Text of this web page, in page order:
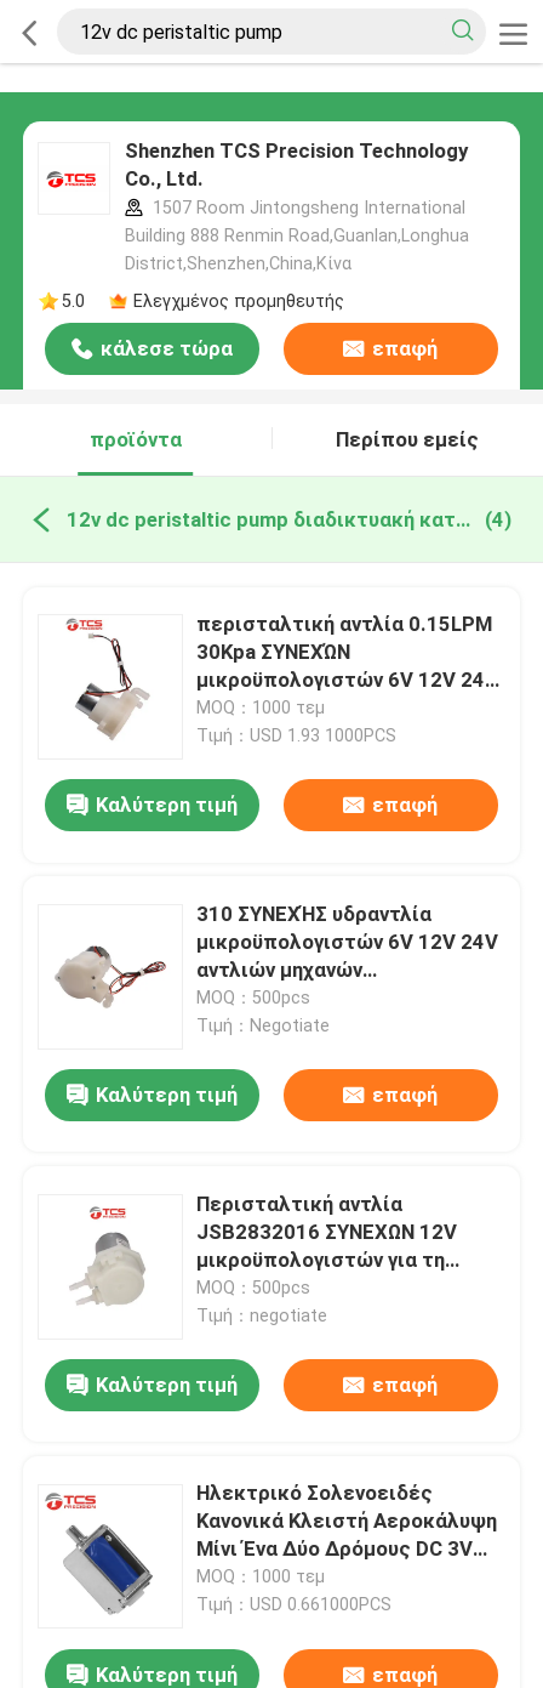
Shenzhen TCS Precision Technology
Co., Ltd.
1507 Room Jintongsheng International
Building 888 Renmin Road,Guanlan,Longhua
District,Shenzhen,China,Κίνα
5.0
Ελεγχμένος προμηθευτής
κάλεσε τώρα επαφή
προϊόντα Περίπου εμείς
12v dc peristaltic pump διαδικτυακή κατασκευή (4)
περισταλτική αντλία 0.15LPM
30Kpa ΣΥΝΕΧΏΝ
μικροϋπολογιστών 6V 12V 24V
για το ρομπότ οχημάτων
αποκομιδής απορριμμάτων
MOQ：1000 τεμ
Τιμή：USD 1.93 1000PCS
Καλύτερη τιμή επαφή
310 ΣΥΝΕΧΉΣ υδραντλία
μικροϋπολογιστών 6V 12V 24V
αντλιών μηχανών
περισταλτική για το διανομέα
σαπουνιών χεριών
MOQ：500pcs
Τιμή：Negotiate
Καλύτερη τιμή επαφή
Περισταλτική αντλία
JSB2832016 ΣΥΝΕΧΩΝ 12V
μικροϋπολογιστών για τη
μηχανή Aromatherapy massager
MOQ：500pcs
Τιμή：negotiate
Καλύτερη τιμή επαφή
Ηλεκτρικό Σολενοειδές
Κανονικά Κλειστή Αεροκάλυψη
Μίνι Ένα Δύο Δρόμους DC 3V
300mmHg Πίεση
MOQ：1000 τεμ
Τιμή：USD 0.661000PCS
Καλύτερη τιμή επαφή